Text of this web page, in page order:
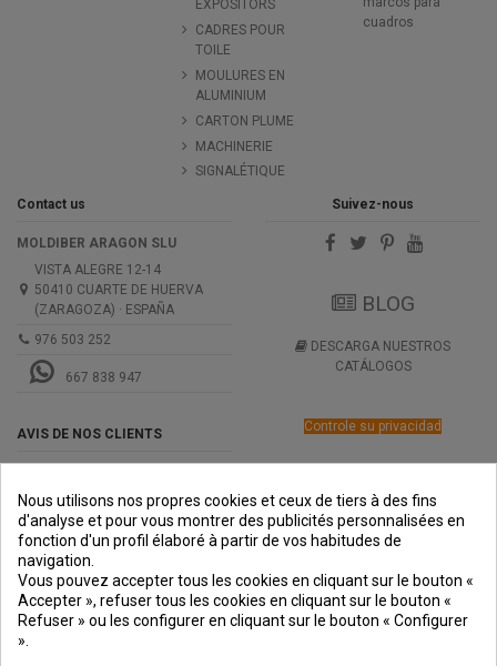
EXPOSITORS
CADRES POUR
TOILE
MOULURES EN
ALUMINIUM
CARTON PLUME
MACHINERIE
SIGNALÉTIQUE
cuadros
Contact us
MOLDIBER ARAGON SLU
VISTA ALEGRE 12-14
50410 CUARTE DE HUERVA
(ZARAGOZA) · ESPAÑA
976 503 252
667 838 947
AVIS DE NOS CLIENTS
Suivez-nous
BLOG
DESCARGA NUESTROS
CATÁLOGOS
Controle su privacidad
PREMIOS
DE PAGO
SEGURO
Nous utilisons nos propres cookies et ceux de tiers à des fins
d'analyse et pour vous montrer des publicités personnalisées en
fonction d'un profil élaboré à partir de vos habitudes de
navigation.
Vous pouvez accepter tous les cookies en cliquant sur le bouton «
Accepter », refuser tous les cookies en cliquant sur le bouton «
Refuser » ou les configurer en cliquant sur le bouton « Configurer
».